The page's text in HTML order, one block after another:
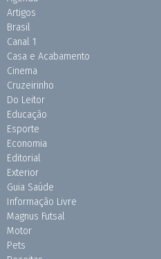
Artigos
Brasil
Canal 1
Casa e Acabamento
Cinema
Cruzeirinho
Do Leitor
Educação
Esporte
Economia
Editorial
Exterior
Guia Saúde
Informação Livre
Magnus Futsal
Motor
Pets